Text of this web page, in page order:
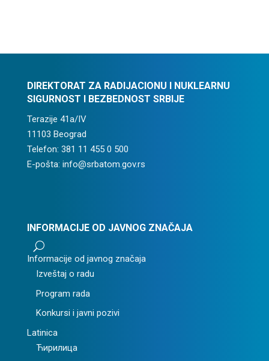
DIREKTORAT ZA RADIJACIONU I NUKLEARNU
SIGURNOST I BEZBEDNOST SRBIJE
Terazije 41a/IV
11103 Beograd
Telefon: 381 11 455 0 500
E-pošta: info@srbatom.gov.rs
INFORMACIJE OD JAVNOG ZNAČAJA
U
Informacije od javnog značaja
Izveštaj o radu
Program rada
Konkursi i javni pozivi
Latinica
Ћирилица